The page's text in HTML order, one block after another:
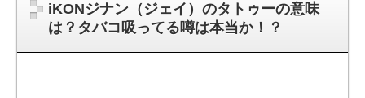
iKONジナン（ジェイ）のタトゥーの意味
は？タバコ吸ってる噂は本当か！？